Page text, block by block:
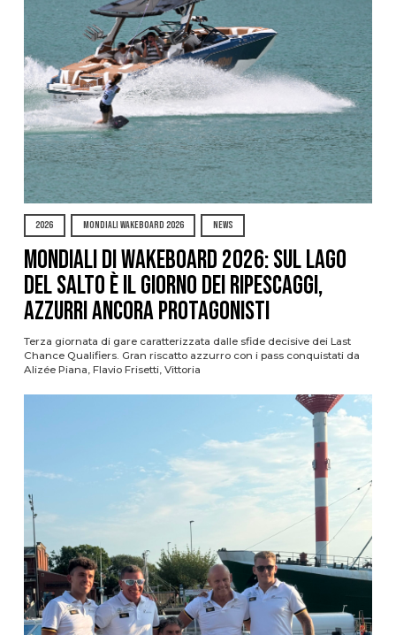
2026 MONDIALI WAKEBOARD 2026 NEWS
Mondiali di Wakeboard 2026: sul Lago
del Salto è il giorno dei ripescaggi,
azzurri ancora protagonisti
Terza giornata di gare caratterizzata dalle sfide decisive dei Last
Chance Qualifiers. Gran riscatto azzurro con i pass conquistati da
Alizée Piana, Flavio Frisetti, Vittoria